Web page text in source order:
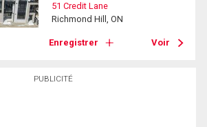
PUBLICITÉ
51 Credit Lane
Richmond Hill, ON
Enregistrer Voir